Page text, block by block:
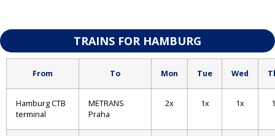
TRAINS FOR HAMBURG
From To Mon Tue Wed
Hamburg CTB
terminal
METRANS
Praha
2x 1x 1x